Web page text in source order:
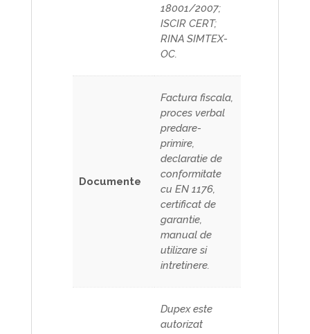
18001/2007;
ISCIR CERT;
RINA SIMTEX-
OC.
Documente
Factura fiscala,
proces verbal
predare-
primire,
declaratie de
conformitate
cu EN 1176,
certificat de
garantie,
manual de
utilizare si
intretinere.
Dupex este
autorizat